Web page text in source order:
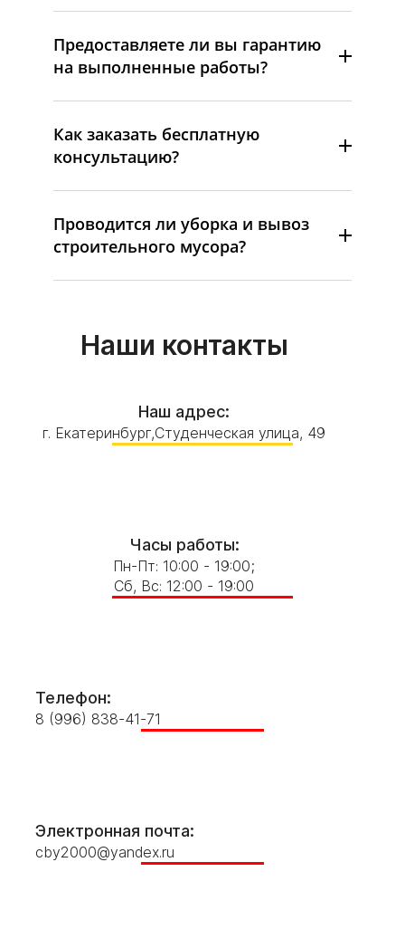
Предоставляете ли вы гарантию
на выполненные работы?
Как заказать бесплатную
консультацию?
Проводится ли уборка и вывоз
строительного мусора?
Наши контакты
Наш адрес:
г. Екатеринбург,Студенческая улица, 49
Часы работы:
Пн-Пт: 10:00 - 19:00;
Сб, Вс: 12:00 - 19:00
Телефон:
8 (996) 838-41-71
Электронная почта:
cby2000@yandex.ru